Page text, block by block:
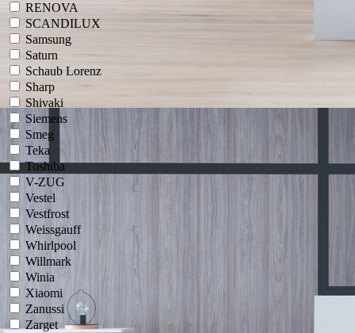
RENOVA
SCANDILUX
Samsung
Saturn
Schaub Lorenz
Sharp
Shivaki
Siemens
Smeg
Teka
Toshiba
V-ZUG
Vestel
Vestfrost
Weissgauff
Whirlpool
Willmark
Winia
Xiaomi
Zanussi
Zarget